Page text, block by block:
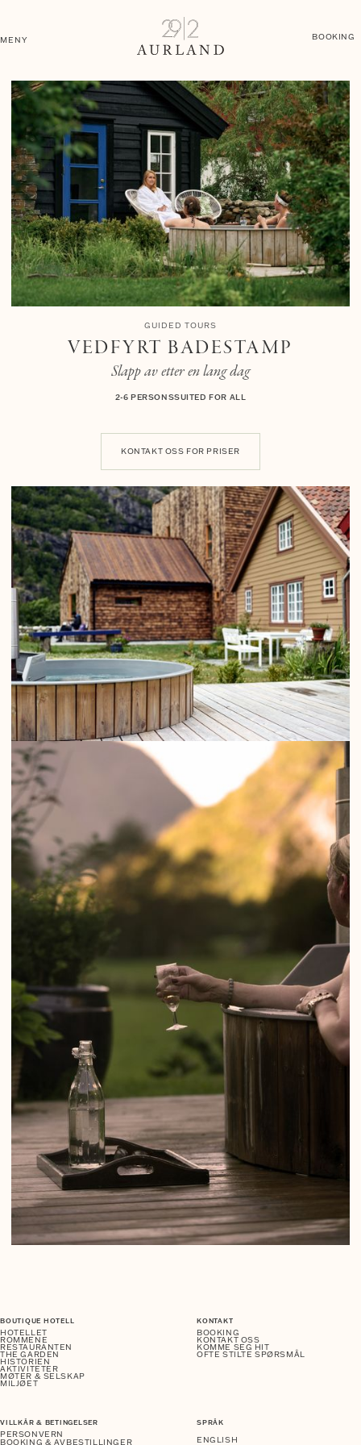
MENY BOOKING
GUIDED TOURS
VEDFYRT BADESTAMP
Slapp av etter en lang dag
2-6 PERSONSSUITED FOR ALL
KONTAKT OSS FOR PRISER
BOUTIQUE HOTELL
HOTELLET
ROMMENE
RESTAURANTEN
THE GARDEN
HISTORIEN
AKTIVITETER
MØTER & SELSKAP
MILJØET
KONTAKT
BOOKING
KONTAKT OSS
KOMME SEG HIT
OFTE STILTE SPØRSMÅL
VILLKÅR & BETINGELSER
PERSONVERN
BOOKING & AVBESTILLINGER
SPRÅK
ENGLISH